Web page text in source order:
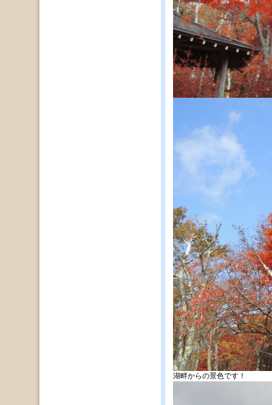
湖畔からの景色です！